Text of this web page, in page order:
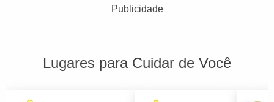
Publicidade
Lugares para Cuidar de Você